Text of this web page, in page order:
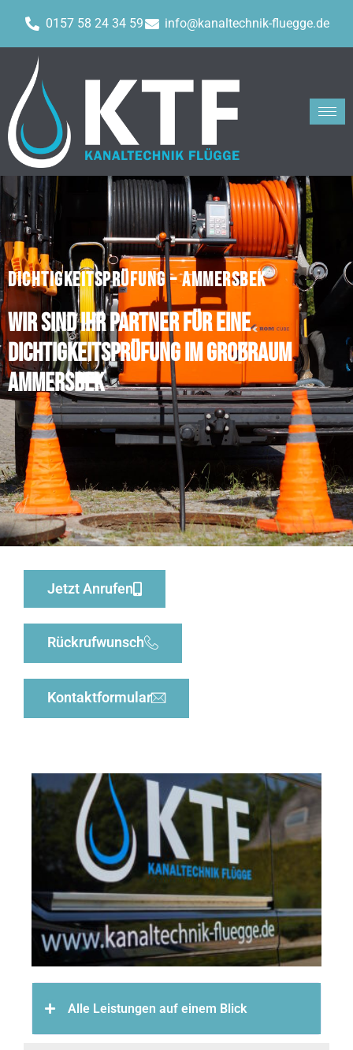
0157 58 24 34 59 info@kanaltechnik-fluegge.de
DICHTIGKEITSPRÜFUNG – AMMERSBEK
Wir sind Ihr Partner für eine
Dichtigkeitsprüfung im Großraum
Ammersbek
Jetzt Anrufen
Rückrufwunsch
Kontaktformular
Alle Leistungen auf einem Blick